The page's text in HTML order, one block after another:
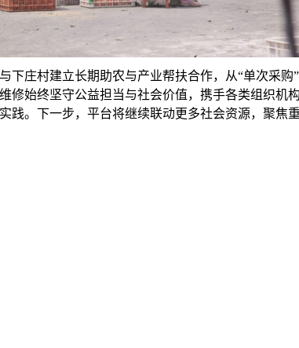
庄村建立长期助农与产业帮扶合作，从“单次采
始终坚守公益担当与社会价值，携手各类组织机
。下一步，平台将继续联动更多社会资源，聚焦